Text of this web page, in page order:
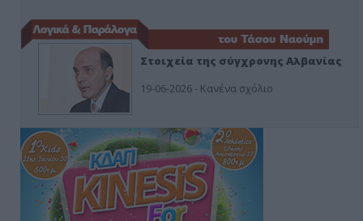
Στοιχεία της σύγχρονης Αλβανίας
19-06-2026 - Κανένα σχόλιο